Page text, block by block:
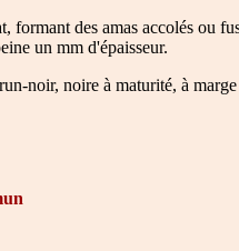
formant des amas accolés ou
un mm d'épaisseur.
noir, noire à maturité, à